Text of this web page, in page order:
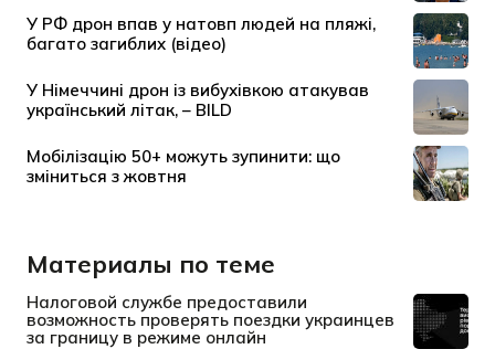
Материалы по теме
Налоговой службе предоставили
возможность проверять поездки украинцев
за границу в режиме онлайн